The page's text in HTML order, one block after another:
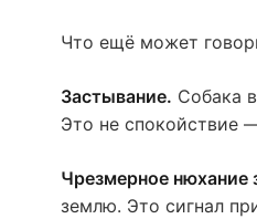
Что ещё может
Застывание. Собака
Это не спокойствие
Чрезмерное нюхание
землю. Это сигнал